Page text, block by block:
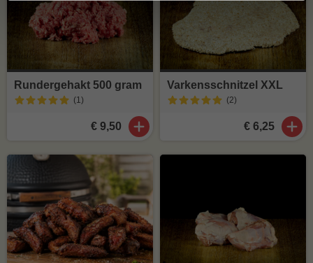
Rundergehakt 500 gram
(1)
€ 9,50
Varkensschnitzel XXL
(2)
€ 6,25